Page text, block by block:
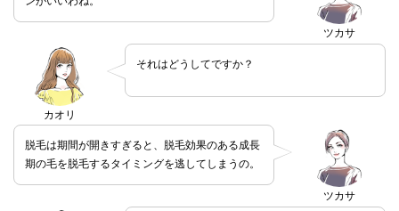
ツカサ
カオリ
それはどうしてですか？
ツカサ
脱毛は期間が開きすぎると、脱毛効果のある成長
期の毛を脱毛するタイミングを逃してしまうの。